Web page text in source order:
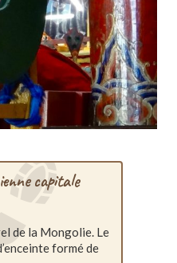
capitale
de la Mongolie. Le
formé de